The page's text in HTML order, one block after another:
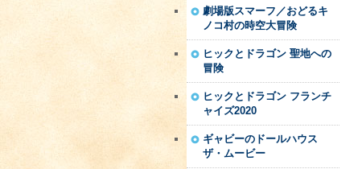
劇場版スマーフ／おどるキ
ノコ村の時空大冒険
ヒックとドラゴン 聖地への
冒険
ヒックとドラゴン フランチ
ャイズ2020
ギャビーのドールハウス
ザ・ムービー